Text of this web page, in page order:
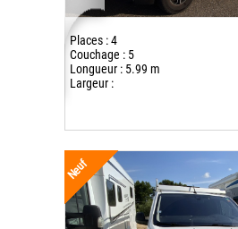
Places : 4
Couchage : 5
Longueur : 5.99 m
Largeur :
Neuf